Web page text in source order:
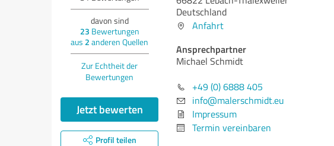
davon sind
23 Bewertungen
aus 2 anderen Quellen
Zur Echtheit der
Bewertungen
Jetzt bewerten
Profil teilen
Deutschland
Anfahrt
Ansprechpartner
Michael Schmidt
+49 (0) 6888 405
info@malerschmidt.eu
Impressum
Termin vereinbaren